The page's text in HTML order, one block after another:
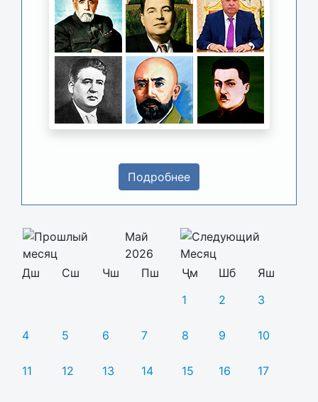
Подробнее
Май
2026
Дш
Сш Чш Пш Ҷм Шб
Яш
1
2 3
4 5 6 7 8 9 10
11 12 13 14 15 16 17